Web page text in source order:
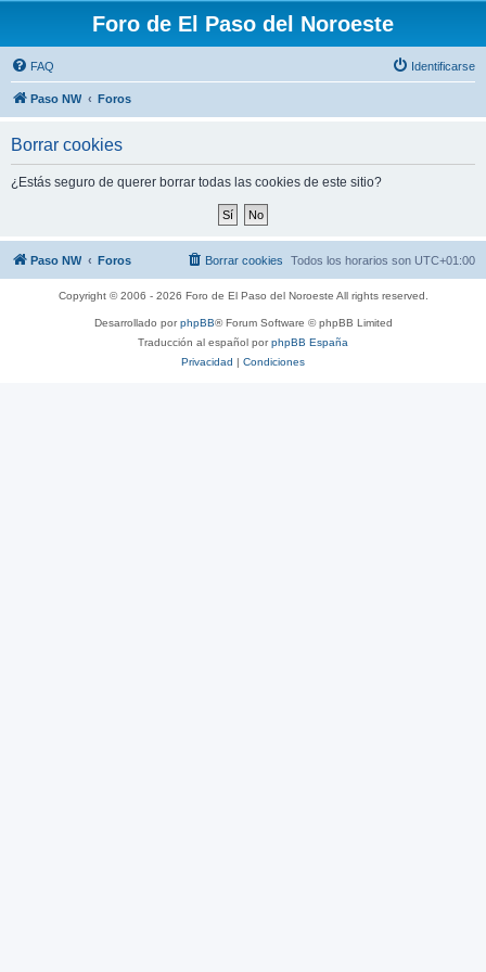
Foro de El Paso del Noroeste
FAQ Identificarse
Paso NW Foros
Borrar cookies
¿Estás seguro de querer borrar todas las cookies de este sitio?
Paso NW Foros Todos los horarios son UTC+01:00
Borrar cookies
Copyright © 2006 - 2026 Foro de El Paso del Noroeste All rights reserved.
Desarrollado porphpBB® Forum Software © phpBB Limited
Traducción al español porphpBB España
Privacidad | Condiciones